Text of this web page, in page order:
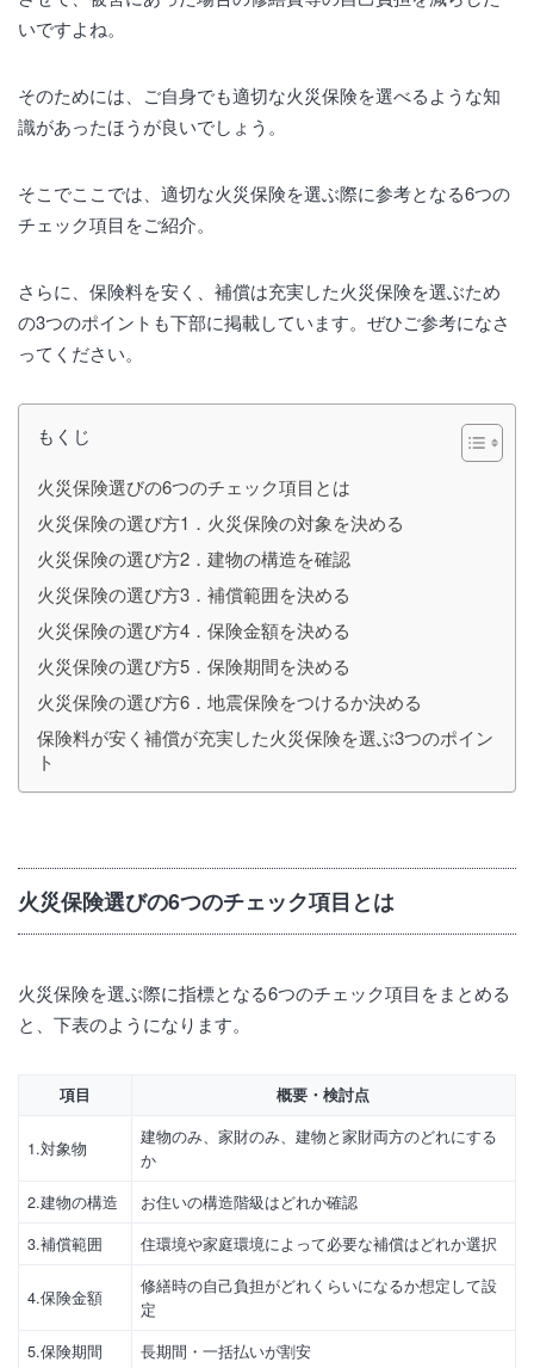
いですよね。
そのためには、ご自身でも適切な火災保険を選べるような知
識があったほうが良いでしょう。
そこでここでは、適切な火災保険を選ぶ際に参考となる6つの
チェック項目をご紹介。
さらに、保険料を安く、補償は充実した火災保険を選ぶため
の3つのポイントも下部に掲載しています。ぜひご参考になさ
ってください。
もくじ
火災保険選びの6つのチェック項目とは
火災保険の選び方1．火災保険の対象を決める
火災保険の選び方2．建物の構造を確認
火災保険の選び方3．補償範囲を決める
火災保険の選び方4．保険金額を決める
火災保険の選び方5．保険期間を決める
火災保険の選び方6．地震保険をつけるか決める
保険料が安く補償が充実した火災保険を選ぶ3つのポイン
ト
火災保険選びの6つのチェック項目とは
火災保険を選ぶ際に指標となる6つのチェック項目をまとめる
と、下表のようになります。
項目 概要・検討点
1.対象物
建物のみ、家財のみ、建物と家財両方のどれにする
か
2.建物の構造
お住いの構造階級はどれか確認
3.補償範囲
住環境や家庭環境によって必要な補償はどれか選択
4.保険金額
修繕時の自己負担がどれくらいになるか想定して設
定
5.保険期間
長期間・一括払いが割安